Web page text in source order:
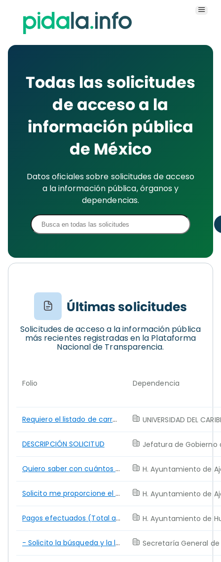
Todas las solicitudes
de acceso a la
información pública
de México
Datos oficiales sobre solicitudes de acceso
a la información pública, órganos y
dependencias.
Últimas solicitudes
Solicitudes de acceso a la información pública
más recientes registradas en la Plataforma
Nacional de Transparencia.
Folio Dependencia
Requiero el listado de carreras universitarias de las instituciones educativas a nivel superior del UNIVERSIDAD DEL
DESCRIPCIÓN SOLICITUD Jefatura de Gobierno
Quiero saber con cuántos elementos de Seguridad Pública concluyó la administración 2021-2024 encabez H. Ayuntamiento de
Solicito me proporcione el nombre y el curriculum vitae de su secretario de Seguridad para la admini H. Ayuntamiento de
Pagos efectuados (Total anual incluido el IVA) de los años 2018, 2019, 2020, 2021, 2022, 2023, 2024 H. Ayuntamiento de
- Solicito la búsqueda y la localización de las licencias municipales de la persona moral "Almacenad Secretaría General